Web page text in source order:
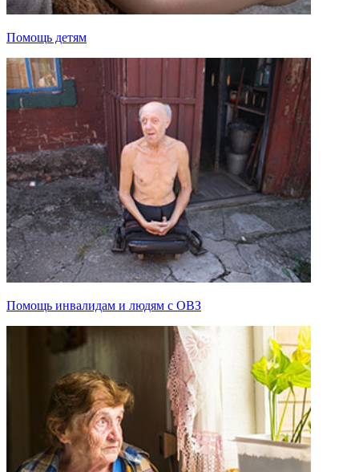
Помощь детям
Помощь инвалидам и людям с ОВЗ